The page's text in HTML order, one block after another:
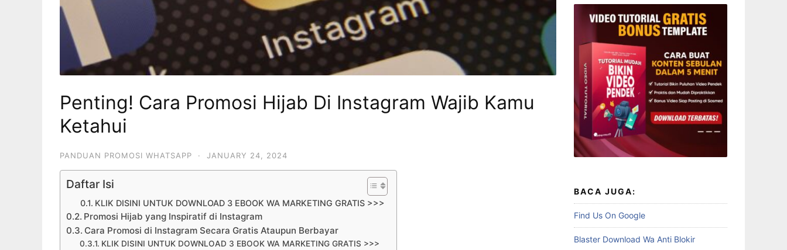
Penting! Cara Promosi Hijab Di Instagram Wajib Kamu
Ketahui
PANDUAN PROMOSI WHATSAPP · JANUARY 24, 2024
Daftar Isi
KLIK DISINI UNTUK DOWNLOAD 3 EBOOK WA MARKETING GRATIS >>>
Promosi Hijab yang Inspiratif di Instagram
Cara Promosi di Instagram Secara Gratis Ataupun Berbayar
KLIK DISINI UNTUK DOWNLOAD 3 EBOOK WA MARKETING GRATIS >>>
BACA JUGA:
Find Us On Google
Blaster Download Wa Anti Blokir